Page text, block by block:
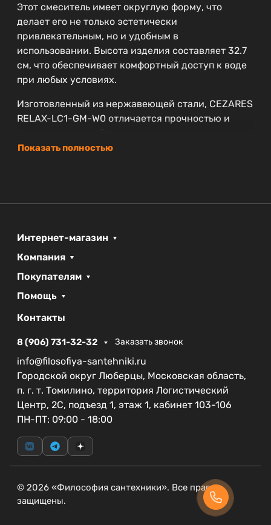
Этот смеситель имеет округлую форму, что
делает его не только эстетически
привлекательным, но и удобным в
использовании. Высота изделия составляет 32.7
см, что обеспечивает комфортный доступ к воде
при любых условиях.
Изготовленный из нержавеющей стали, CEZARES
RELAX-LC1-GM-W0 отличается прочностью и
предусмотрен аэратор, который способствует
подводки, что упрощает установку.
гарантийный срок на резинотехнические
изделия в один год, а на сам смеситель — целых
пять лет. Это подтверждает высокое качество и
долгую и бесперебойную эксплуатацию.
идеальное решение для тех, кто ценит
современный стиль и высокие современные
технологии в сантехнике, не желая при этом
жертвовать качеством и функциональностью.
Показать полностью
Интернет-магазин
Компания
Покупателям
Помощь
Контакты
8 (906) 731-32-32 Заказать звонок
info@filosofiya-santehniki.ru
Городской округ Люберцы, Московская область,
п. г. т. Томилино, территория Логистический
Центр, 2С, подъезд 1, этаж 1, кабинет 103-106
ПН-ПТ: 09:00 - 18:00
© 2026 «Философия сантехники». Все права
защищены.